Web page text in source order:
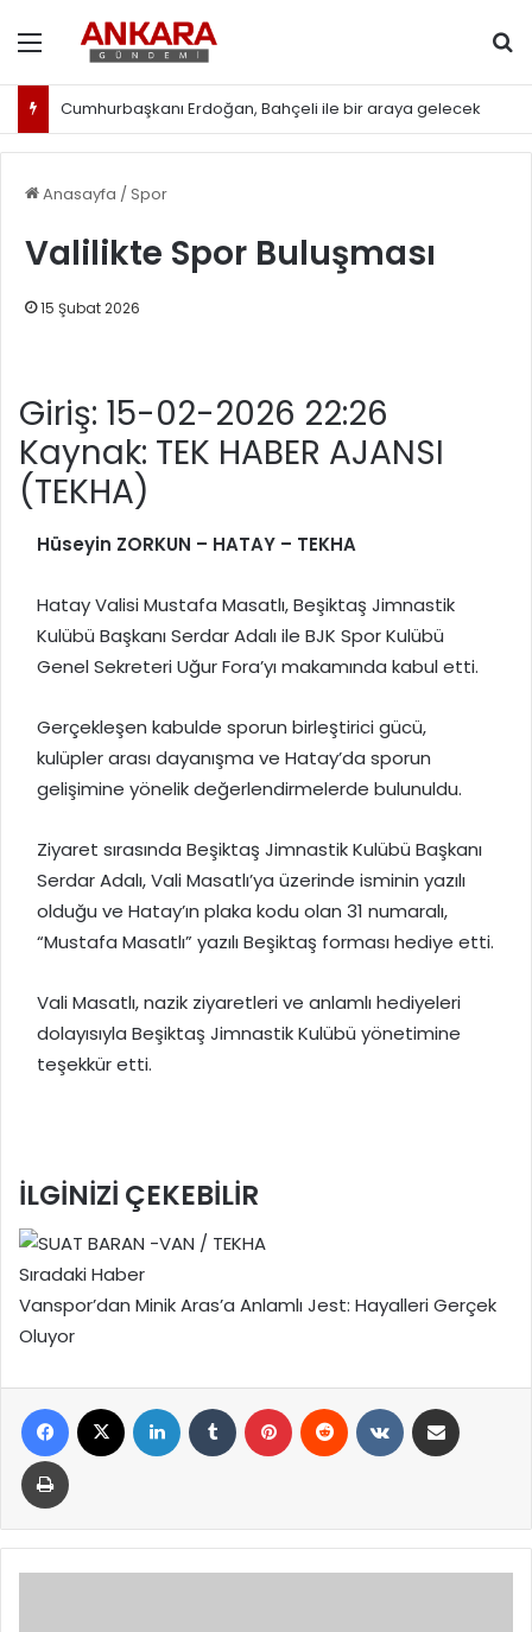
Menü
Cumhurbaşkanı Erdoğan, Bahçeli ile bir araya gelecek
Anasayfa / Spor
Valilikte Spor Buluşması
15 Şubat 2026
Giriş: 15-02-2026 22:26
Kaynak: TEK HABER AJANSI
(TEKHA)
Hüseyin ZORKUN – HATAY – TEKHA
Hatay Valisi Mustafa Masatlı, Beşiktaş Jimnastik
Kulübü Başkanı Serdar Adalı ile BJK Spor Kulübü
Genel Sekreteri Uğur Fora’yı makamında kabul etti.
Gerçekleşen kabulde sporun birleştirici gücü,
kulüpler arası dayanışma ve Hatay’da sporun
gelişimine yönelik değerlendirmelerde bulunuldu.
Ziyaret sırasında Beşiktaş Jimnastik Kulübü Başkanı
Serdar Adalı, Vali Masatlı’ya üzerinde isminin yazılı
olduğu ve Hatay’ın plaka kodu olan 31 numaralı,
“Mustafa Masatlı” yazılı Beşiktaş forması hediye etti.
Vali Masatlı, nazik ziyaretleri ve anlamlı hediyeleri
dolayısıyla Beşiktaş Jimnastik Kulübü yönetimine
teşekkür etti.
İLGİNİZİ ÇEKEBİLİR
Sıradaki Haber
Vanspor’dan Minik Aras’a Anlamlı Jest: Hayalleri Gerçek
Oluyor
Facebook LinkedIn Tumblr Pinterest Reddit VKontakte
Yazdır